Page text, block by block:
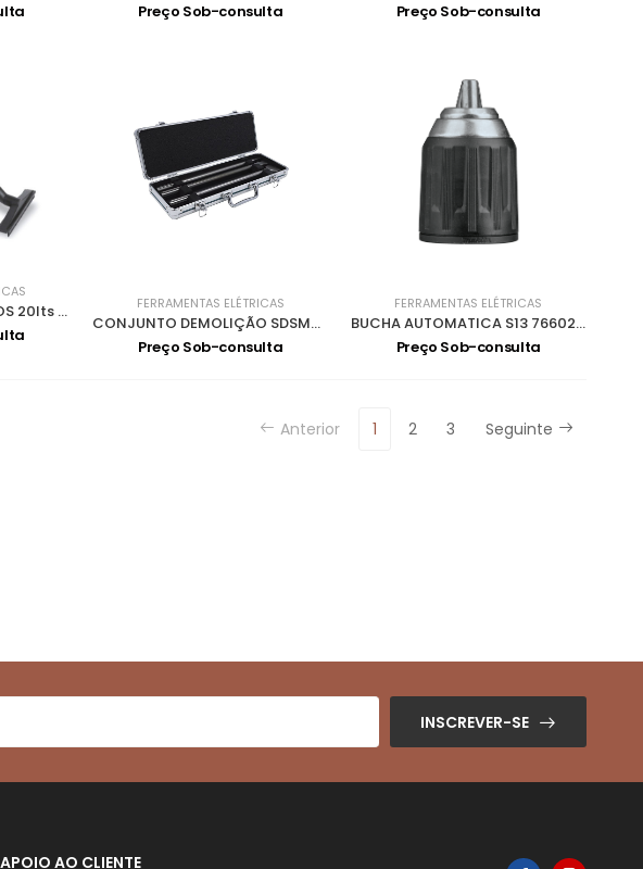
Preço Sob-consulta
Preço Sob-consulta
ASPIRADOR PO/LIQUIDOS 20lts 1200W 1870
FERRAMENTAS ELÉTRICAS
CONJUNTO DEMOLIÇÃO SDSMAX D-42450
Preço Sob-consulta
FERRAMENTAS ELÉTRICAS
BUCHA AUTOMATICA S13 766027-7
Preço Sob-consulta
Anterior 1 2 3 Seguinte
INSCREVER-SE
APOIO AO CLIENTE